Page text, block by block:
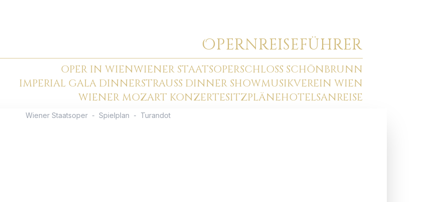
OPERNREISEFÜHRER
OPER IN WIENWIENER STAATSOPERSCHLOSS SCHÖNBRUNN
IMPERIAL GALA DINNERSTRAUSS DINNER SHOWMUSIKVEREIN WIEN
WIENER MOZART KONZERTESITZPLÄNEHOTELSANREISE
Wiener Staatsoper - Spielplan - Turandot